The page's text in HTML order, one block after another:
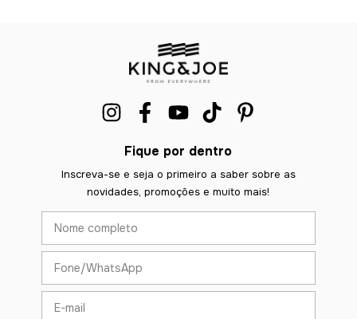
Fique por dentro
Inscreva-se e seja o primeiro a saber sobre as
novidades, promoções e muito mais!